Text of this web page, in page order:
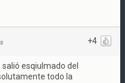
+4
esqiulmado del
todo la